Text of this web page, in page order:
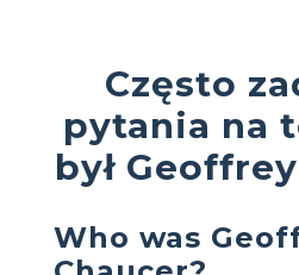
Często
pytania na
był
Who was